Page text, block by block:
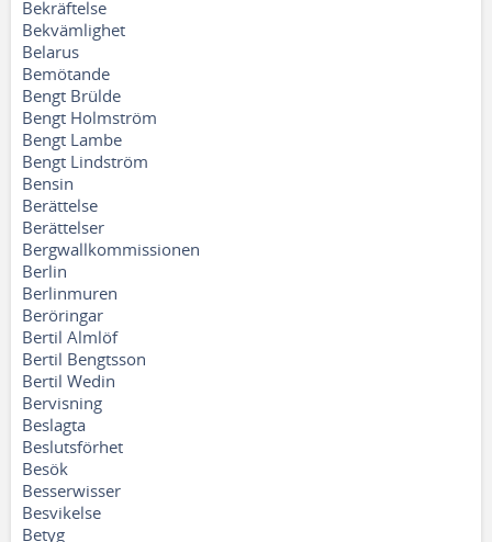
Bekräftelse
Bekvämlighet
Belarus
Bemötande
Bengt Brülde
Bengt Holmström
Bengt Lambe
Bengt Lindström
Bensin
Berättelse
Berättelser
Bergwallkommissionen
Berlin
Berlinmuren
Beröringar
Bertil Almlöf
Bertil Bengtsson
Bertil Wedin
Bervisning
Beslagta
Beslutsförhet
Besök
Besserwisser
Besvikelse
Betyg